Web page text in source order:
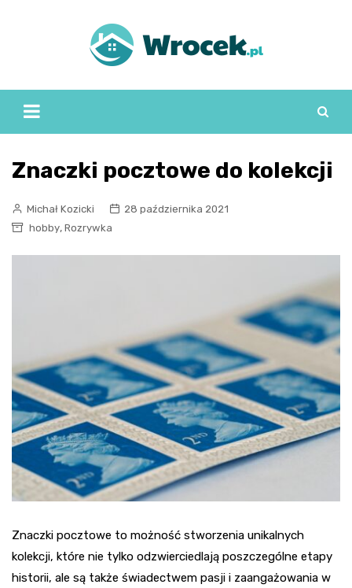
Znaczki pocztowe do kolekcji
Michał Kozicki
28 października 2021
hobby, Rozrywka
Znaczki pocztowe to możność stworzenia unikalnych
kolekcji, które nie tylko odzwierciedlają poszczególne etapy
historii, ale są także świadectwem pasji i zaangażowania w